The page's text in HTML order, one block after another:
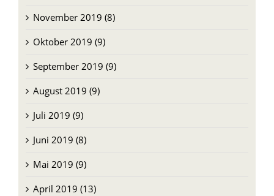
November 2019 (8)
Oktober 2019 (9)
September 2019 (9)
August 2019 (9)
Juli 2019 (9)
Juni 2019 (8)
Mai 2019 (9)
April 2019 (13)